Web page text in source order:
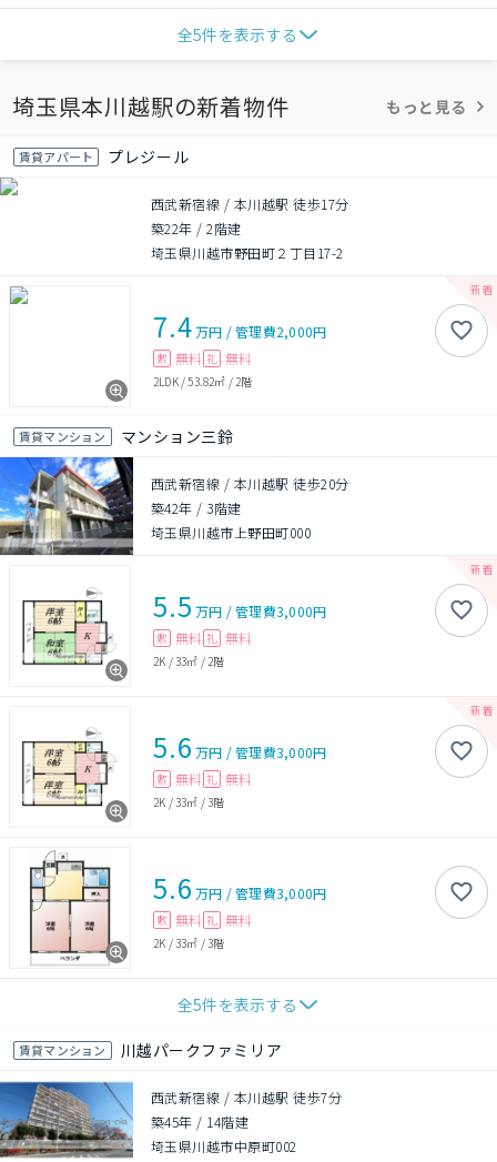
全5件を表示する
埼玉県本川越駅の新着物件 もっと見る
賃貸アパート プレジール
西武新宿線 / 本川越駅 徒歩17分
築22年 /2階建
埼玉県川越市野田町２丁目17-2
7.4万円 /管理費2,000円
敷 無料 礼 無料
2LDK/53.82㎡ / 2階
賃貸マンション マンション三鈴
西武新宿線 / 本川越駅 徒歩20分
築42年 / 3階建
埼玉県川越市上野田町000
5.5 万円 /管理費3,000円
敷 無料 礼 無料
2K /33㎡ / 2階
5.6 万円 /管理費3,000円
敷 無料 礼 無料
2K /33㎡ /3階
5.6 万円 /管理費3,000円
敷 無料 礼 無料
2K /33㎡ /3階
全5件を表示する
賃貸マンション 川越パークファミリア
西武新宿線 / 本川越駅 徒歩7分
築45年 / 14階建
埼玉県川越市中原町002